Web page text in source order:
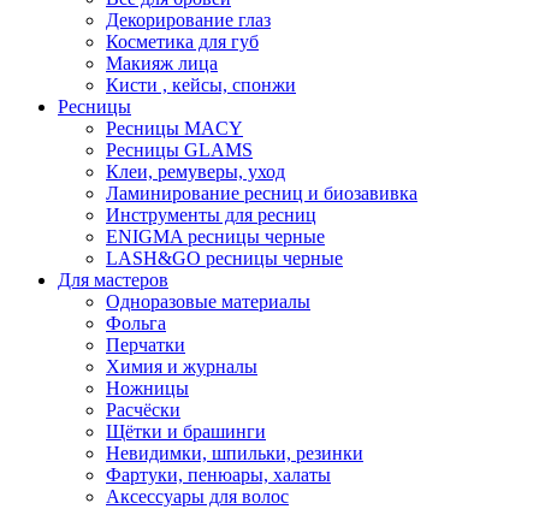
Декорирование глаз
Косметика для губ
Макияж лица
Кисти , кейсы, спонжи
Ресницы
Ресницы MACY
Ресницы GLAMS
Клеи, ремуверы, уход
Ламинирование ресниц и биозавивка
Инструменты для ресниц
ENIGMA ресницы черные
LASH&GO ресницы черные
Для мастеров
Одноразовые материалы
Фольга
Перчатки
Химия и журналы
Ножницы
Расчёски
Щётки и брашинги
Невидимки, шпильки, резинки
Фартуки, пенюары, халаты
Аксессуары для волос